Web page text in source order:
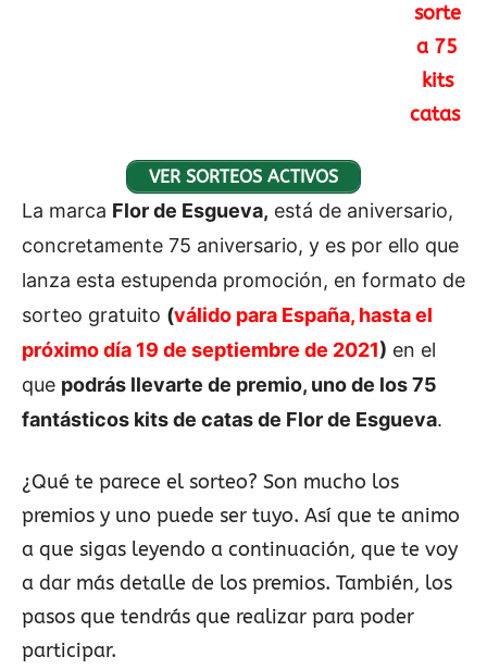
sorte
a 75
kits
catas
VER SORTEOS ACTIVOS
La marca Flor de Esgueva, está de aniversario,
concretamente 75 aniversario, y es por ello que
lanza esta estupenda promoción, en formato de
sorteo gratuito (válido para España, hasta el
próximo día 19 de septiembre de 2021) en el
que podrás llevarte de premio, uno de los 75
fantásticos kits de catas de Flor de Esgueva.
¿Qué te parece el sorteo? Son mucho los
premios y uno puede ser tuyo. Así que te animo
a que sigas leyendo a continuación, que te voy
a dar más detalle de los premios. También, los
pasos que tendrás que realizar para poder
participar.